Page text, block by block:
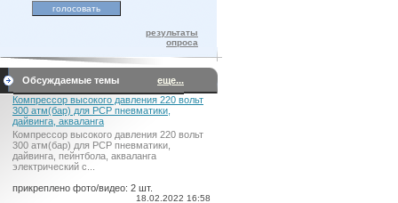
результаты
опроса
Обсуждаемые темы
еще...
Компрессор высокого давления 220 вольт
300 атм(бар) для PCP пневматики,
дайвинга, акваланга
Компрессор высокого давления 220 вольт
300 атм(бар) для PCP пневматики,
дайвинга, пейнтбола, акваланга
электрический c...
прикреплено фото/видео: 2 шт.
18.02.2022 16:58